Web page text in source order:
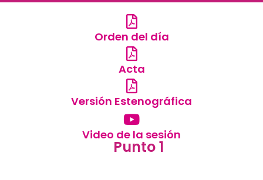
Orden del día
Acta
Versión Estenográfica
Video de la sesión
Punto 1